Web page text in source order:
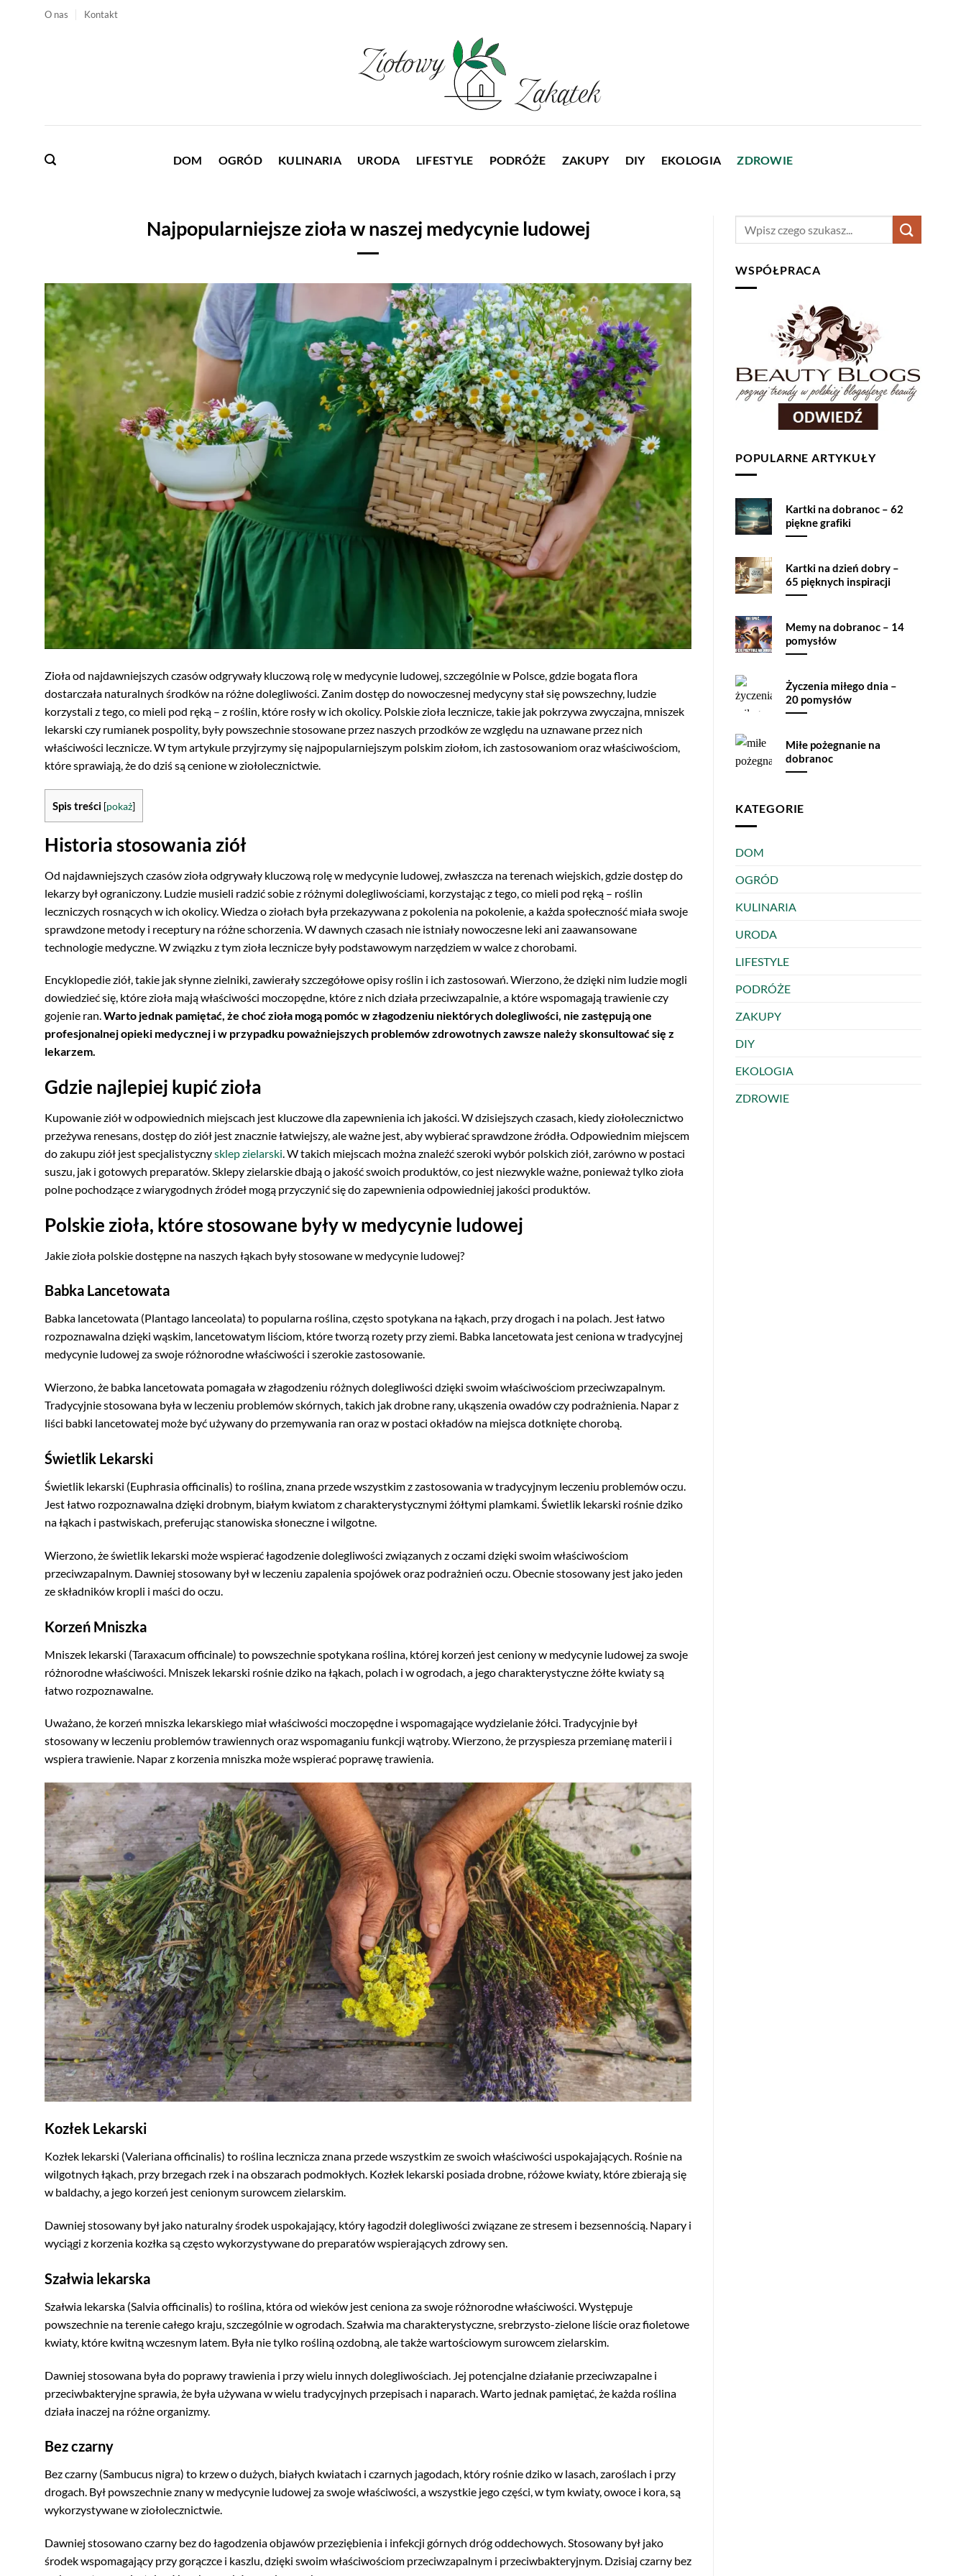
O nas Kontakt
DOM OGRÓD KULINARIA URODA LIFESTYLE PODRÓŻE ZAKUPY DIY EKOLOGIA ZDROWIE
Najpopularniejsze zioła w naszej medycynie ludowej
Zioła od najdawniejszych czasów odgrywały kluczową rolę w medycynie ludowej, szczególnie w Polsce, gdzie bogata flora
dostarczała naturalnych środków na różne dolegliwości. Zanim dostęp do nowoczesnej medycyny stał się powszechny, ludzie
korzystali z tego, co mieli pod ręką – z roślin, które rosły w ich okolicy. Polskie zioła lecznicze, takie jak pokrzywa zwyczajna, mniszek
lekarski czy rumianek pospolity, były powszechnie stosowane przez naszych przodków ze względu na uznawane przez nich
właściwości lecznicze. W tym artykule przyjrzymy się najpopularniejszym polskim ziołom, ich zastosowaniom oraz właściwościom,
które sprawiają, że do dziś są cenione w ziołolecznictwie.
Spis treści [pokaż]
Historia stosowania ziół
Od najdawniejszych czasów zioła odgrywały kluczową rolę w medycynie ludowej, zwłaszcza na terenach wiejskich, gdzie dostęp do
lekarzy był ograniczony. Ludzie musieli radzić sobie z różnymi dolegliwościami, korzystając z tego, co mieli pod ręką – roślin
leczniczych rosnących w ich okolicy. Wiedza o ziołach była przekazywana z pokolenia na pokolenie, a każda społeczność miała swoje
sprawdzone metody i receptury na różne schorzenia. W dawnych czasach nie istniały nowoczesne leki ani zaawansowane
technologie medyczne. W związku z tym zioła lecznicze były podstawowym narzędziem w walce z chorobami.
Encyklopedie ziół, takie jak słynne zielniki, zawierały szczegółowe opisy roślin i ich zastosowań. Wierzono, że dzięki nim ludzie mogli
dowiedzieć się, które zioła mają właściwości moczopędne, które z nich działa przeciwzapalnie, a które wspomagają trawienie czy
gojenie ran.Warto jednak pamiętać, że choć zioła mogą pomóc w złagodzeniu niektórych dolegliwości, nie zastępują one
profesjonalnej opieki medycznej i w przypadku poważniejszych problemów zdrowotnych zawsze należy skonsultować się z
lekarzem.
Gdzie najlepiej kupić zioła
Kupowanie ziół w odpowiednich miejscach jest kluczowe dla zapewnienia ich jakości. W dzisiejszych czasach, kiedy ziołolecznictwo
przeżywa renesans, dostęp do ziół jest znacznie łatwiejszy, ale ważne jest, aby wybierać sprawdzone źródła. Odpowiednim miejscem
do zakupu ziół jest specjalistycznysklep zielarski. W takich miejscach można znaleźć szeroki wybór polskich ziół, zarówno w postaci
suszu, jak i gotowych preparatów. Sklepy zielarskie dbają o jakość swoich produktów, co jest niezwykle ważne, ponieważ tylko zioła
polne pochodzące z wiarygodnych źródeł mogą przyczynić się do zapewnienia odpowiedniej jakości produktów.
Polskie zioła, które stosowane były w medycynie ludowej
Jakie zioła polskie dostępne na naszych łąkach były stosowane w medycynie ludowej?
Babka Lancetowata
Babka lancetowata (Plantago lanceolata) to popularna roślina, często spotykana na łąkach, przy drogach i na polach. Jest łatwo
rozpoznawalna dzięki wąskim, lancetowatym liściom, które tworzą rozety przy ziemi. Babka lancetowata jest ceniona w tradycyjnej
medycynie ludowej za swoje różnorodne właściwości i szerokie zastosowanie.
Wierzono, że babka lancetowata pomagała w złagodzeniu różnych dolegliwości dzięki swoim właściwościom przeciwzapalnym.
Tradycyjnie stosowana była w leczeniu problemów skórnych, takich jak drobne rany, ukąszenia owadów czy podrażnienia. Napar z
liści babki lancetowatej może być używany do przemywania ran oraz w postaci okładów na miejsca dotknięte chorobą.
Świetlik Lekarski
Świetlik lekarski (Euphrasia officinalis) to roślina, znana przede wszystkim z zastosowania w tradycyjnym leczeniu problemów oczu.
Jest łatwo rozpoznawalna dzięki drobnym, białym kwiatom z charakterystycznymi żółtymi plamkami. Świetlik lekarski rośnie dziko
na łąkach i pastwiskach, preferując stanowiska słoneczne i wilgotne.
Wierzono, że świetlik lekarski może wspierać łagodzenie dolegliwości związanych z oczami dzięki swoim właściwościom
przeciwzapalnym. Dawniej stosowany był w leczeniu zapalenia spojówek oraz podrażnień oczu. Obecnie stosowany jest jako jeden
ze składników kropli i maści do oczu.
Korzeń Mniszka
Mniszek lekarski (Taraxacum officinale) to powszechnie spotykana roślina, której korzeń jest ceniony w medycynie ludowej za swoje
różnorodne właściwości. Mniszek lekarski rośnie dziko na łąkach, polach i w ogrodach, a jego charakterystyczne żółte kwiaty są
łatwo rozpoznawalne.
Uważano, że korzeń mniszka lekarskiego miał właściwości moczopędne i wspomagające wydzielanie żółci. Tradycyjnie był
stosowany w leczeniu problemów trawiennych oraz wspomaganiu funkcji wątroby. Wierzono, że przyspiesza przemianę materii i
wspiera trawienie. Napar z korzenia mniszka może wspierać poprawę trawienia.
Kozłek Lekarski
Kozłek lekarski (Valeriana officinalis) to roślina lecznicza znana przede wszystkim ze swoich właściwości uspokajających. Rośnie na
wilgotnych łąkach, przy brzegach rzek i na obszarach podmokłych. Kozłek lekarski posiada drobne, różowe kwiaty, które zbierają się
w baldachy, a jego korzeń jest cenionym surowcem zielarskim.
Dawniej stosowany był jako naturalny środek uspokajający, który łagodził dolegliwości związane ze stresem i bezsennością. Napary i
wyciągi z korzenia kozłka są często wykorzystywane do preparatów wspierających zdrowy sen.
Szałwia lekarska
Szałwia lekarska (Salvia officinalis) to roślina, która od wieków jest ceniona za swoje różnorodne właściwości. Występuje
powszechnie na terenie całego kraju, szczególnie w ogrodach. Szałwia ma charakterystyczne, srebrzysto-zielone liście oraz fioletowe
kwiaty, które kwitną wczesnym latem. Była nie tylko rośliną ozdobną, ale także wartościowym surowcem zielarskim.
Dawniej stosowana była do poprawy trawienia i przy wielu innych dolegliwościach. Jej potencjalne działanie przeciwzapalne i
przeciwbakteryjne sprawia, że była używana w wielu tradycyjnych przepisach i naparach. Warto jednak pamiętać, że każda roślina
działa inaczej na różne organizmy.
Bez czarny
Bez czarny (Sambucus nigra) to krzew o dużych, białych kwiatach i czarnych jagodach, który rośnie dziko w lasach, zaroślach i przy
drogach. Był powszechnie znany w medycynie ludowej za swoje właściwości, a wszystkie jego części, w tym kwiaty, owoce i kora, są
wykorzystywane w ziołolecznictwie.
Dawniej stosowano czarny bez do łagodzenia objawów przeziębienia i infekcji górnych dróg oddechowych. Stosowany był jako
środek wspomagający przy gorączce i kaszlu, dzięki swoim właściwościom przeciwzapalnym i przeciwbakteryjnym. Dzisiaj czarny bez
WSPÓŁPRACA
POPULARNE ARTYKUŁY
Kartki na dobranoc – 62
piękne grafiki
Kartki na dzień dobry –
65 pięknych inspiracji
Memy na dobranoc – 14
pomysłów
Życzenia miłego dnia –
20 pomysłów
Miłe pożegnanie na
dobranoc
KATEGORIE
DOM
OGRÓD
KULINARIA
URODA
LIFESTYLE
PODRÓŻE
ZAKUPY
DIY
EKOLOGIA
ZDROWIE